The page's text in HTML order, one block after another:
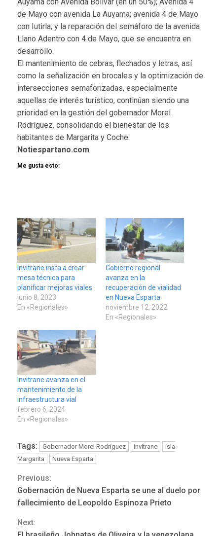
Auyama con Avenida Bolívar (en un 50%); Avenida 4
de Mayo con avenida La Auyama; avenida 4 de Mayo
con Iutirla; y la reparación del semáforo de la avenida
Llano Adentro con 4 de Mayo, que se encuentra en
desarrollo.
El mantenimiento de cebras, flechados y letras, así
como la señalización en brocales y la optimización de
intersecciones semaforizadas, especialmente
aquellas de interés turístico, continúan siendo una
prioridad en la gestión del gobernador Morel
Rodríguez, consolidando el bienestar de los
habitantes de Margarita y Coche.
Notiespartano.com
Me gusta esto:
Invitrane insta a crear
mesa técnica para
planificar mejoras viales
junio 8, 2023
En «Regionales»
Gobierno regional
avanza en la
recuperación de vialidad
en Nueva Esparta
noviembre 12, 2022
En «Regionales»
Invitrane avanza en el
mantenimiento de la
infraestructura vial
febrero 6, 2024
En «Regionales»
Tags: Gobernador Morel Rodríguez Invitrane
isla
Margarita
Nueva Esparta
Continue
Reading
Previous:
Gobernación de Nueva Esparta se une al duelo por
fallecimiento de Leopoldo Espinoza Prieto
Next:
3
POLÍTICA
TITULARES
ÚLTIMA HORA